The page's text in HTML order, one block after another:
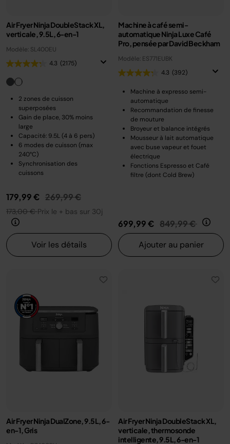
Air Fryer Ninja DoubleStack XL,
verticale, 9.5L, 6-en-1
Modèle: SL400EU
4.3 (2175)
2 zones de cuisson
superposées
Gain de place, 30% moins
large
Capacité: 9.5L (4 à 6 pers)
6 modes de cuisson (max
240°C)
Synchronisation des
cuissons
179,99 € Prix réduit de
269,99 €au
173,00 €Prix le + bas sur 30j
Voir les détails
Machine à café semi-
automatique Ninja Luxe Café
Pro, pensée par David Beckham
Modèle: ES771EUBK
4.3 (392)
Machine à expresso semi-
automatique
Recommandation de finesse
de mouture
Broyeur et balance intégrés
Mousseur à lait automatique
avec buse vapeur et fouet
électrique
Fonctions Espresso et Café
filtre (dont Cold Brew)
699,99 € Prix réduit de
849,99 € au
Ajouter au panier
Air Fryer Ninja DualZone, 9.5L, 6-
en-1, Gris
Air Fryer Ninja DoubleStack XL,
verticale, thermosonde
intelligente, 9.5L, 6-en-1